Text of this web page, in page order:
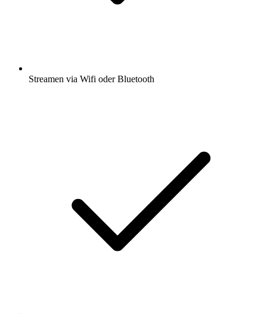
Streamen via Wifi oder Bluetooth